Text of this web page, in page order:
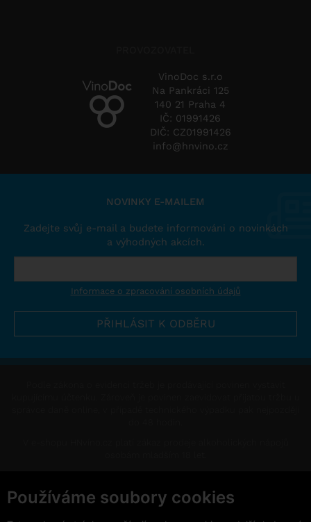
Používáme soubory cookies
VinoDoc s.r.o
Na Pankráci 125
140 21 Praha 4
IČ: 01991426
DIČ: CZ01991426
info@hnvino.cz
NOVINKY E-MAILEM
Zadejte svůj e-mail a budete informováni o novinkách
a výhodných akcích.
Informace o zpracování osobních údajů
Změnit nastavení cookies